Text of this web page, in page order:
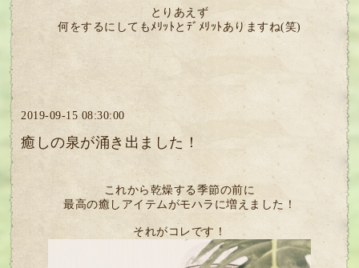
とりあえず
何をするにしてもﾒﾘｯﾄとﾃﾞﾒﾘｯﾄありますね(笑)
2019-09-15 08:30:00
癒しの泉が涌き出ました！
これから乾燥する季節の前に
最高の癒しアイテムがモハラに増えました！
それがコレです！